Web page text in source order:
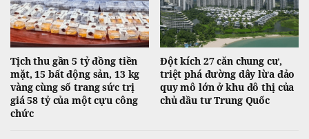
Tịch thu gần 5 tỷ đồng tiền
mặt, 15 bất động sản, 13 kg
vàng cùng số trang sức trị
giá 58 tỷ của một cựu công
chức
Đột kích 27 căn chung cư,
triệt phá đường dây lừa đảo
quy mô lớn ở khu đô thị của
chủ đầu tư Trung Quốc